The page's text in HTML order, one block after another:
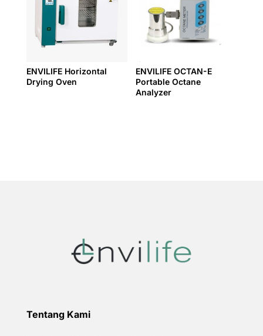
ENVILIFE Horizontal
Drying Oven
ENVILIFE OCTAN-E
Portable Octane
Analyzer
Tentang Kami